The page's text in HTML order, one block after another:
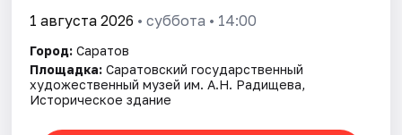
1 августа 2026 • суббота • 14:00
Город: Саратов
Площадка: Саратовский государственный
художественный музей им. А.Н. Радищева,
Историческое здание